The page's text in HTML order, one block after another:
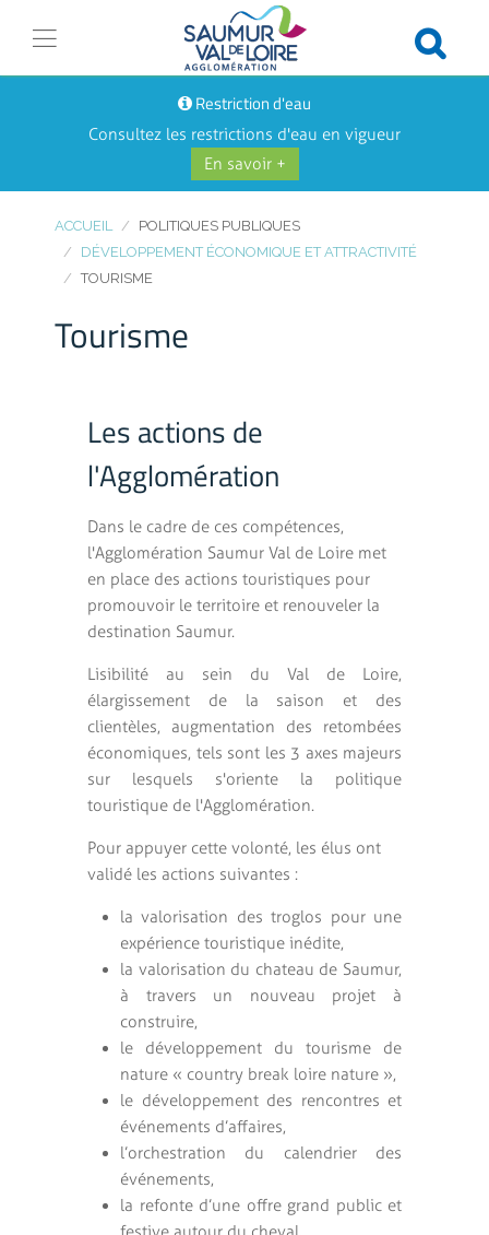
Restriction d'eau
Consultez les restrictions d'eau en vigueur
En savoir +
ACCUEIL
POLITIQUES PUBLIQUES
DÉVELOPPEMENT ÉCONOMIQUE ET ATTRACTIVITÉ
TOURISME
Tourisme
Les actions de
l'Agglomération
Dans le cadre de ces compétences,
l'Agglomération Saumur Val de Loire met
en place des actions touristiques pour
promouvoir le territoire et renouveler la
destination Saumur.
Lisibilité au sein du Val de Loire,
élargissement de la saison et des
clientèles, augmentation des retombées
économiques, tels sont les 3 axes majeurs
sur lesquels s'oriente la politique
touristique de l'Agglomération.
Pour appuyer cette volonté, les élus ont
validé les actions suivantes :
la valorisation des troglos pour une
expérience touristique inédite,
la valorisation du chateau de Saumur,
à travers un nouveau projet à
construire,
le développement du tourisme de
nature « country break loire nature »,
le développement des rencontres et
événements d’affaires,
l’orchestration du calendrier des
événements,
la refonte d’une offre grand public et